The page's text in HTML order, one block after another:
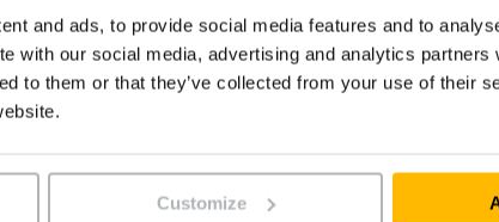
and ads, to provide social media features and to
with our social media, advertising and analytics partners
to them or that they’ve collected from your use of their
Customize